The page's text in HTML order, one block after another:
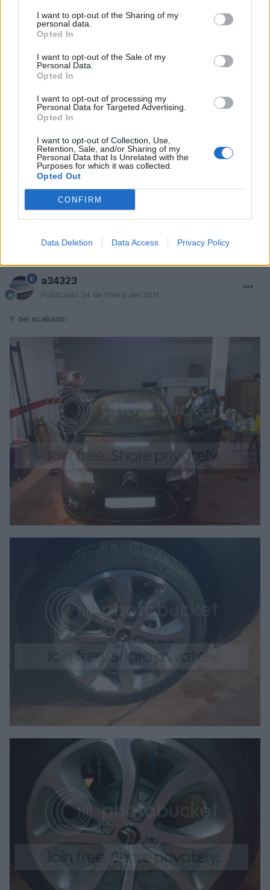
I want to opt-out of the Sharing of my
personal data.
Opted In
I want to opt-out of the Sale of my
Personal Data.
Opted In
I want to opt-out of processing my
Personal Data for Targeted Advertising.
Opted In
I want to opt-out of Collection, Use,
Retention, Sale, and/or Sharing of my
Personal Data that Is Unrelated with the
Purposes for which it was collected.
Opted Out
CONFIRM
Data Deletion Data Access Privacy Policy
a34323
Publicado 24 de Enero del 2011
Y del acabado: